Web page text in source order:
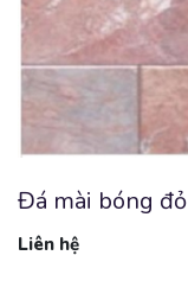
Đá mài bóng đỏ
Liên hệ